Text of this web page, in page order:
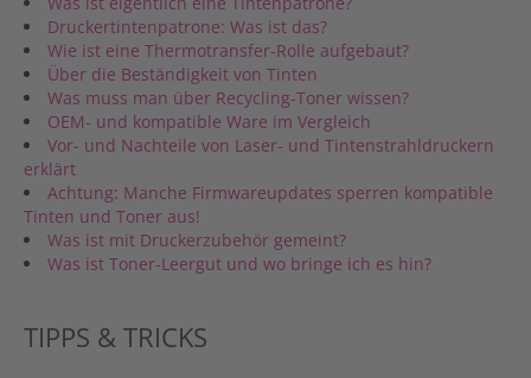
Druckertintenpatrone: Was ist das?
Wie ist eine Thermotransfer-Rolle aufgebaut?
Über die Beständigkeit von Tinten
Was muss man über Recycling-Toner wissen?
OEM- und kompatible Ware im Vergleich
Vor- und Nachteile von Laser- und Tintenstrahldruckern
erklärt
Achtung: Manche Firmwareupdates sperren kompatible
Tinten und Toner aus!
Was ist mit Druckerzubehör gemeint?
Was ist Toner-Leergut und wo bringe ich es hin?
TIPPS & TRICKS